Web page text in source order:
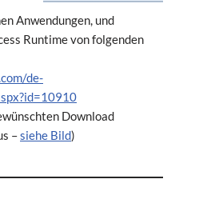
Anwendungen, und
Runtime von folgenden
de-
Download
–siehe Bild)